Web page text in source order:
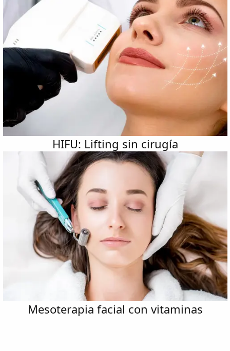
HIFU: Lifting sin cirugía
Mesoterapia facial con vitaminas